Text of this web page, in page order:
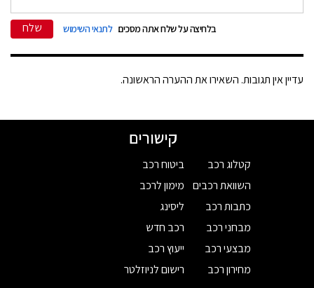
בלחיצה על שלח אתה מסכים לתנאי השימוש שלח
עדיין אין תגובות. השאירו את ההערה הראשונה.
קישורים
קטלוג רכב
השוואת רכבים
כתבות רכב
מבחני רכב
מבצעי רכב
מחירון רכב
ביטוח רכב
מימון לרכב
ליסינג
רכב חדש
ייעוץ רכב
רישום לניוזלטר